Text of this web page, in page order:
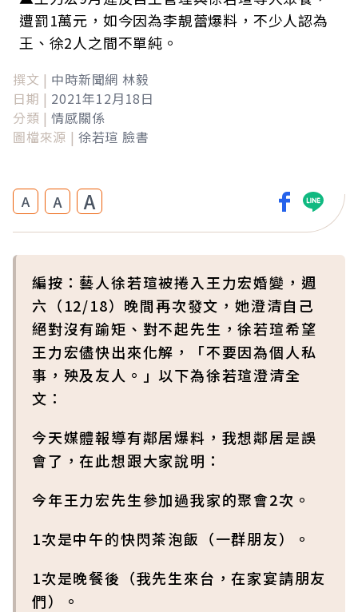
遭罰1萬元，如今因為李靚蕾爆料，不少人認為
王、徐2人之間不單純。
撰文 | 中時新聞網 林毅
日期 | 2021年12月18日
分類 | 情感關係
圖檔來源 | 徐若瑄 臉書
A A A
編按：藝人徐若瑄被捲入王力宏婚變，週
六（12/18）晚間再次發文，她澄清自己
絕對沒有踰矩、對不起先生，徐若瑄希望
王力宏儘快出來化解，「不要因為個人私
事，殃及友人。」以下為徐若瑄澄清全
文：
今天媒體報導有鄰居爆料，我想鄰居是誤
會了，在此想跟大家說明：
今年王力宏先生參加過我家的聚會2次。
1次是中午的快閃茶泡飯（一群朋友）。
1次是晚餐後（我先生來台，在家宴請朋友
們）。